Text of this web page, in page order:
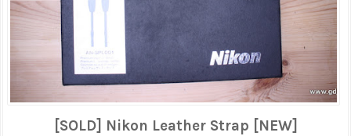
[SOLD] Nikon Leather Strap [NEW]